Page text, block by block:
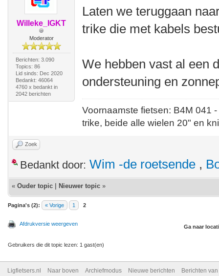
Willeke_IGKT
Moderator
Berichten: 3.090
Topics: 86
Lid sinds: Dec 2020
Bedankt: 46064
4760 x bedankt in
2042 berichten
Laten we teruggaan
trike die met kabels
We hebben vast al een
ondersteuning en
Voornaamste fietsen: B4M
trike, beide alle wielen 20" en
Zoek
Bedankt door: Wim -de roetsende ,
« Ouder topic Nieuwer topic »
Pagina's (2): « Vorige 1 2
Afdrukversie weergeven Ga naar
Gebruikers die dit topic lezen: 1 gast(en)
Ligfietsers.nl Naar boven Archiefmodus Nieuwe berichten Berichten